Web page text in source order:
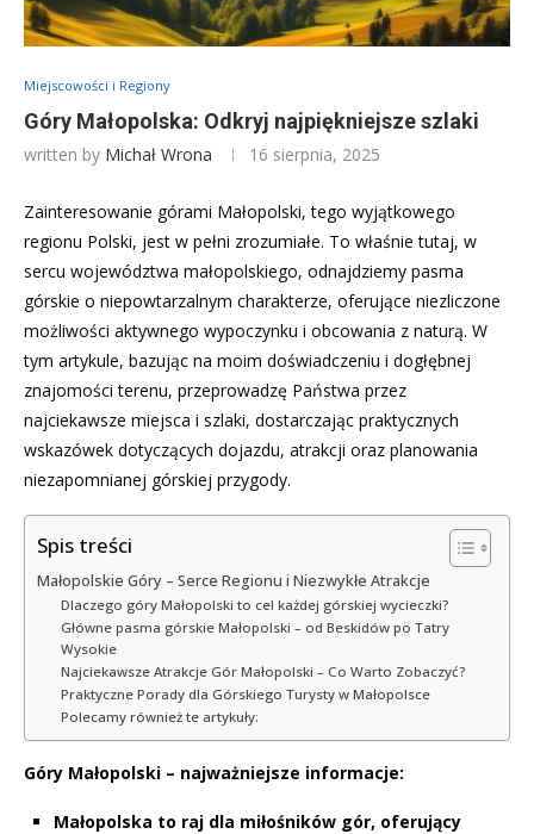
Miejscowości i Regiony
Góry Małopolska: Odkryj najpiękniejsze szlaki
written by Michał Wrona 16 sierpnia, 2025
Zainteresowanie górami Małopolski, tego wyjątkowego
regionu Polski, jest w pełni zrozumiałe. To właśnie tutaj, w
sercu województwa małopolskiego, odnajdziemy pasma
górskie o niepowtarzalnym charakterze, oferujące niezliczone
możliwości aktywnego wypoczynku i obcowania z naturą. W
tym artykule, bazując na moim doświadczeniu i dogłębnej
znajomości terenu, przeprowadzę Państwa przez
najciekawsze miejsca i szlaki, dostarczając praktycznych
wskazówek dotyczących dojazdu, atrakcji oraz planowania
niezapomnianej górskiej przygody.
Spis treści
Małopolskie Góry – Serce Regionu i Niezwykłe Atrakcje
Dlaczego góry Małopolski to cel każdej górskiej wycieczki?
Główne pasma górskie Małopolski – od Beskidów po Tatry
Wysokie
Najciekawsze Atrakcje Gór Małopolski – Co Warto Zobaczyć?
Praktyczne Porady dla Górskiego Turysty w Małopolsce
Polecamy również te artykuły:
Góry Małopolski – najważniejsze informacje:
Małopolska to raj dla miłośników gór, oferujący